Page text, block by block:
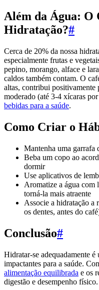
Além da Água: O
Hidratação?#
Cerca de 20% da nossa
especialmente frutas e
pepino, morango, alface e
caldos também contam. O
altas, contribui positivamente
moderado (até 3-4 xícaras
bebidas para a saúde.
Como Criar o
Mantenha uma garrafa
Beba um copo ao
dormir
Use aplicativos de
Aromatize a água com
torná-la mais atraente
Associe a hidratação a
os dentes, antes do
Conclusão#
Hidratar-se adequadamente
impactantes para a saúde.
alimentação equilibrada e os
digestão e desempenho físico.